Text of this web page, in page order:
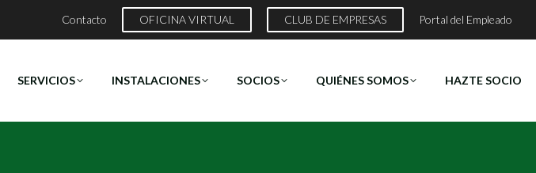
Contacto OFICINA VIRTUAL CLUB DE EMPRESAS Portal del Empleado
SERVICIOS INSTALACIONES SOCIOS QUIÉNES SOMOS HAZTE SOCIO